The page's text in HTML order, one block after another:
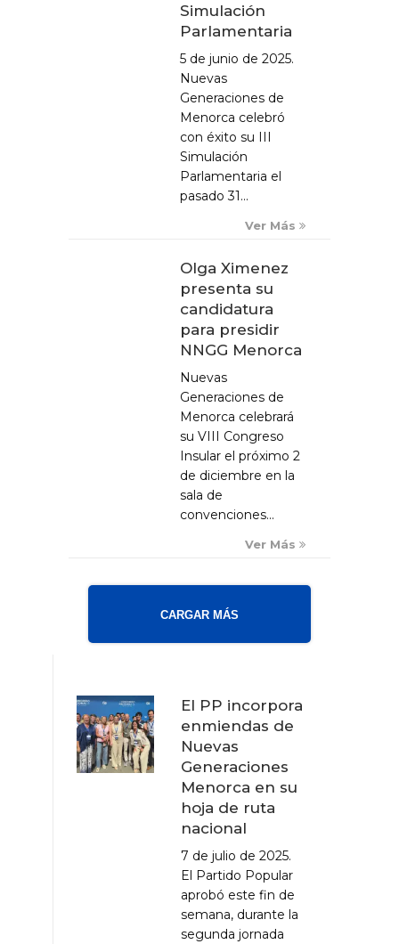
Simulación
Parlamentaria
5 de junio de 2025.
Nuevas
Generaciones de
Menorca celebró
con éxito su III
Simulación
Parlamentaria el
pasado 31...
Ver Más
Olga Ximenez
presenta su
candidatura
para presidir
NNGG Menorca
Nuevas
Generaciones de
Menorca celebrará
su VIII Congreso
Insular el próximo 2
de diciembre en la
sala de
convenciones...
Ver Más
CARGAR MÁS
El PP incorpora
enmiendas de
Nuevas
Generaciones
Menorca en su
hoja de ruta
nacional
7 de julio de 2025.
El Partido Popular
aprobó este fin de
semana, durante la
segunda jornada